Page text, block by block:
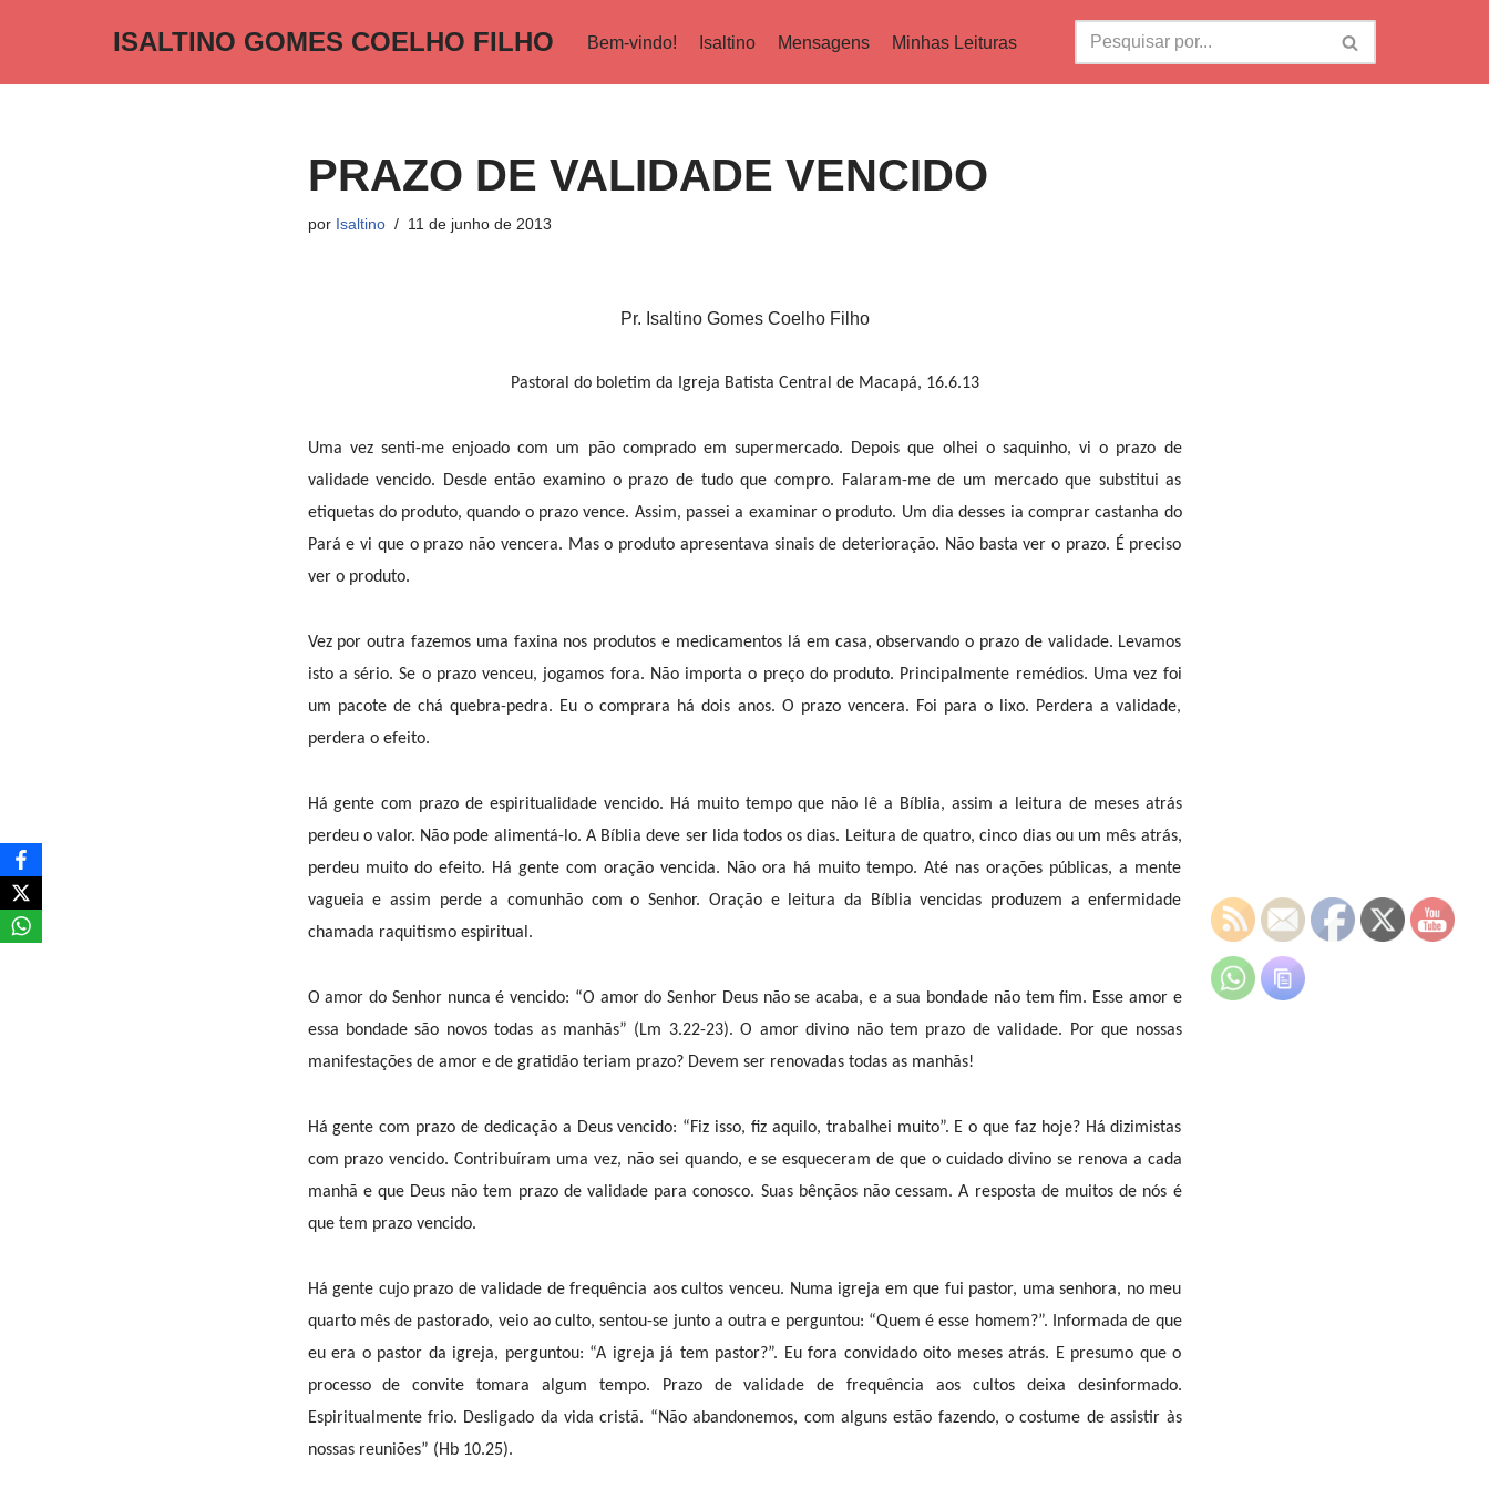
ISALTINO GOMES COELHO FILHO Bem-vindo! Isaltino Mensagens Minhas Leituras
PRAZO DE VALIDADE VENCIDO
por Isaltino 11 de junho de 2013
Pr. Isaltino Gomes Coelho Filho
Pastoral do boletim da Igreja Batista Central de Macapá, 16.6.13
Uma vez senti-me enjoado com um pão comprado em supermercado. Depois que olhei o saquinho, vi o prazo de
validade vencido. Desde então examino o prazo de tudo que compro. Falaram-me de um mercado que substitui as
etiquetas do produto, quando o prazo vence. Assim, passei a examinar o produto. Um dia desses ia comprar castanha do
Pará e vi que o prazo não vencera. Mas o produto apresentava sinais de deterioração. Não basta ver o prazo. É preciso
ver o produto.
Vez por outra fazemos uma faxina nos produtos e medicamentos lá em casa, observando o prazo de validade. Levamos
isto a sério. Se o prazo venceu, jogamos fora. Não importa o preço do produto. Principalmente remédios. Uma vez foi
um pacote de chá quebra-pedra. Eu o comprara há dois anos. O prazo vencera. Foi para o lixo. Perdera a validade,
perdera o efeito.
Há gente com prazo de espiritualidade vencido. Há muito tempo que não lê a Bíblia, assim a leitura de meses atrás
perdeu o valor. Não pode alimentá-lo. A Bíblia deve ser lida todos os dias. Leitura de quatro, cinco dias ou um mês atrás,
perdeu muito do efeito. Há gente com oração vencida. Não ora há muito tempo. Até nas orações públicas, a mente
vagueia e assim perde a comunhão com o Senhor. Oração e leitura da Bíblia vencidas produzem a enfermidade
chamada raquitismo espiritual.
O amor do Senhor nunca é vencido: “O amor do Senhor Deus não se acaba, e a sua bondade não tem fim. Esse amor e
essa bondade são novos todas as manhãs” (Lm 3.22-23). O amor divino não tem prazo de validade. Por que nossas
manifestações de amor e de gratidão teriam prazo? Devem ser renovadas todas as manhãs!
Há gente com prazo de dedicação a Deus vencido: “Fiz isso, fiz aquilo, trabalhei muito”. E o que faz hoje? Há dizimistas
com prazo vencido. Contribuíram uma vez, não sei quando, e se esqueceram de que o cuidado divino se renova a cada
manhã e que Deus não tem prazo de validade para conosco. Suas bênçãos não cessam. A resposta de muitos de nós é
que tem prazo vencido.
Há gente cujo prazo de validade de frequência aos cultos venceu. Numa igreja em que fui pastor, uma senhora, no meu
quarto mês de pastorado, veio ao culto, sentou-se junto a outra e perguntou: “Quem é esse homem?”. Informada de que
eu era o pastor da igreja, perguntou: “A igreja já tem pastor?”. Eu fora convidado oito meses atrás. E presumo que o
processo de convite tomara algum tempo. Prazo de validade de frequência aos cultos deixa desinformado.
Espiritualmente frio. Desligado da vida cristã. “Não abandonemos, com alguns estão fazendo, o costume de assistir às
nossas reuniões” (Hb 10.25).